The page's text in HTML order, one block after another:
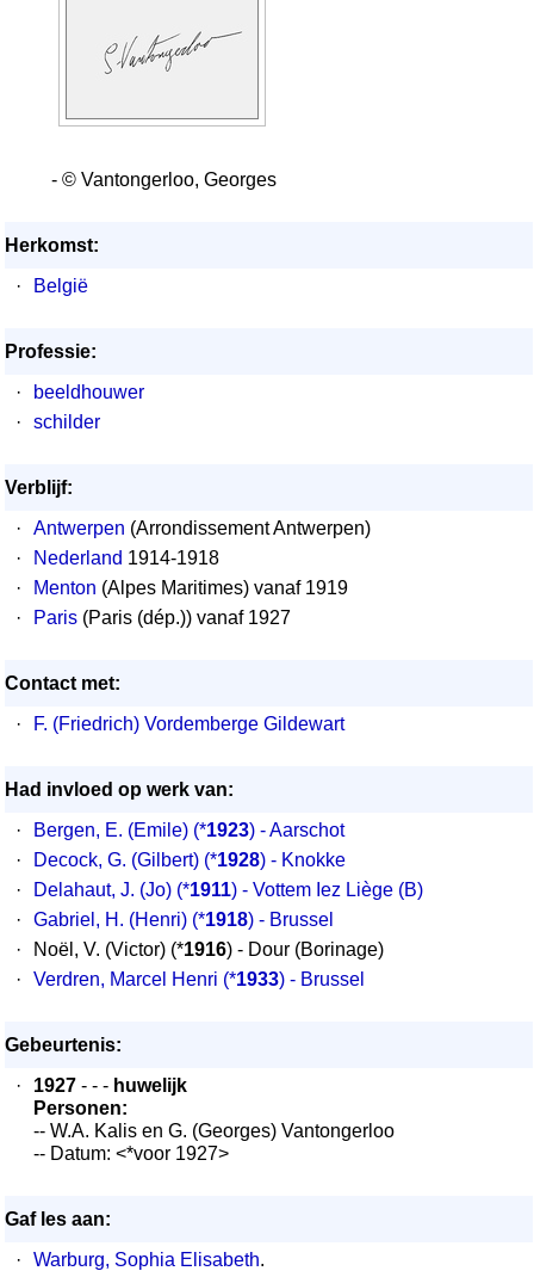
- © Vantongerloo, Georges
Herkomst:
·
België
Professie:
·
beeldhouwer
·
schilder
Verblijf:
·
Antwerpen (Arrondissement Antwerpen)
·
Nederland 1914-1918
·
Menton (Alpes Maritimes) vanaf 1919
·
Paris (Paris (dép.)) vanaf 1927
Contact met:
·
F. (Friedrich) Vordemberge Gildewart
Had invloed op werk van:
·
Bergen, E. (Emile) (*1923) - Aarschot
·
Decock, G. (Gilbert) (*1928) - Knokke
·
Delahaut, J. (Jo) (*1911) - Vottem Iez Liège (B)
·
Gabriel, H. (Henri) (*1918) - Brussel
·
Noël, V. (Victor) (*1916) - Dour (Borinage)
·
Verdren, Marcel Henri (*1933) - Brussel
Gebeurtenis:
·
1927 - - - huwelijk
Personen:
-- W.A. Kalis en G. (Georges) Vantongerloo
-- Datum: <*voor 1927>
Gaf les aan:
·
Warburg, Sophia Elisabeth.